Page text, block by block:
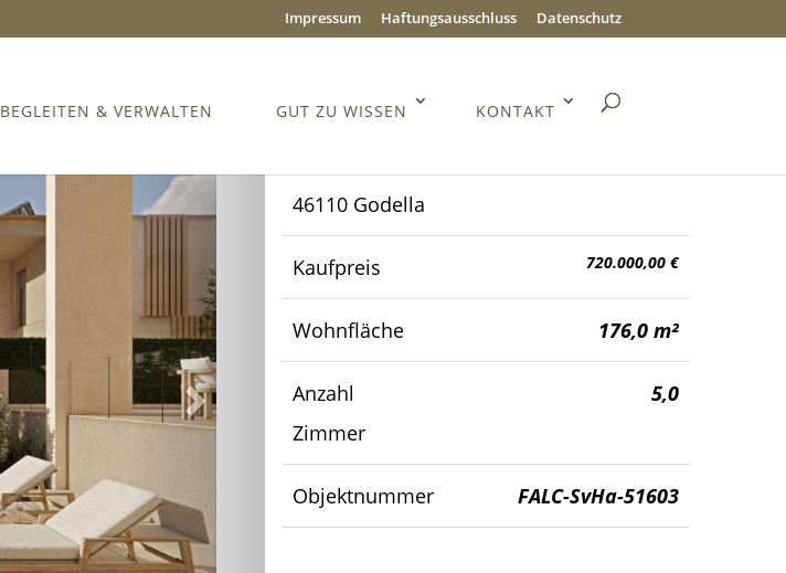
Impressum Haftungsausschluss Datenschutz
BEGLEITEN & VERWALTEN GUT ZU WISSEN KONTAKT
46110 Godella
Kaufpreis 720.000,00 €
Wohnfläche 176,0 m²
Anzahl
Zimmer
5,0
Objektnummer FALC-SvHa-51603